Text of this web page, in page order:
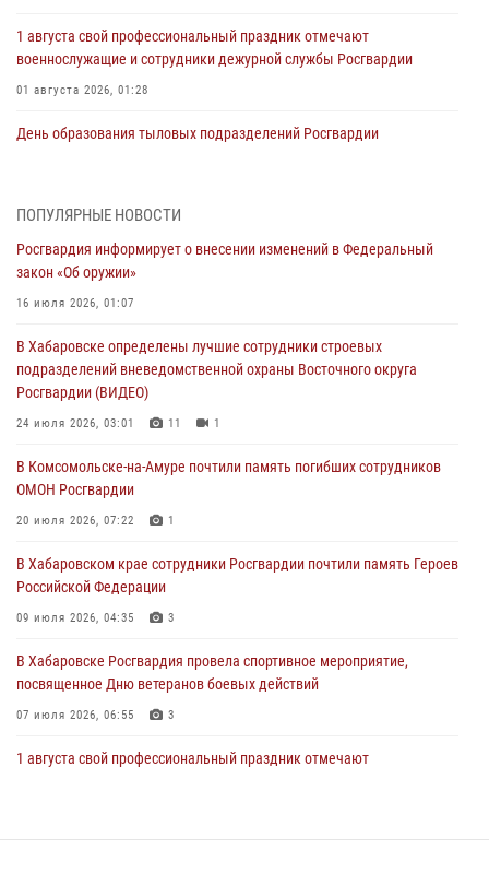
1 августа свой профессиональный праздник отмечают
военнослужащие и сотрудники дежурной службы Росгвардии
01 августа 2026, 01:28
День образования тыловых подразделений Росгвардии
В Управлении Росгвардии по Хабаровскому краю состоялось
избирательного права
31 июля 2026, 03:26
женщине, потерявшей сознание во время массового мероприятия
29 июля 2026, 23:24 2
В Хабаровске продолжается акция «Каникулы с Росгвардией»
За прошедшую неделю в Хабаровском крае росгвардейцы провели
свыше 120 проверок условий хранения оружия
ПОПУЛЯРНЫЕ НОВОСТИ
Росгвардия информирует о внесении изменений в Федеральный
закон «Об оружии»
16 июля 2026, 01:07
В Хабаровске определены лучшие сотрудники строевых
подразделений вневедомственной охраны Восточного округа
Росгвардии (ВИДЕО)
24 июля 2026, 03:01 11 1
В Комсомольске-на-Амуре почтили память погибших сотрудников
ОМОН Росгвардии
20 июля 2026, 07:22 1
В Хабаровском крае сотрудники Росгвардии почтили память Героев
Российской Федерации
09 июля 2026, 04:35 3
В Хабаровске Росгвардия провела спортивное мероприятие,
посвященное Дню ветеранов боевых действий
07 июля 2026, 06:55 3
1 августа свой профессиональный праздник отмечают